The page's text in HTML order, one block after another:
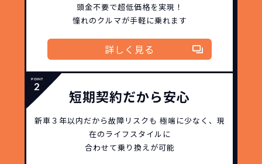
頭金不要で超低価格を実現！
憧れのクルマが手軽に乗れます
詳しく見る
短期契約だから安心
新車３年以内だから故障リスクも 極端に少なく、 現
在のライフスタイルに
合わせて乗り換えが可能
低価格が可能に！
ジョイカルジャパンが今まで培ってきた
日本全国・世界中の流通ネットワークと
故障リスクが非常に低い
3年以内の契約なので、故障リスクが非常
に少なくなります。例え故障してもメーカ
ー保証があるから安心です。
新車購入時の税金や
諸費用などが不要
車を購入する場合、購入時に｢登録時諸費
用｣や「各種税金」は車両本体以外にかか
これらの費用がコミコミの料金です。